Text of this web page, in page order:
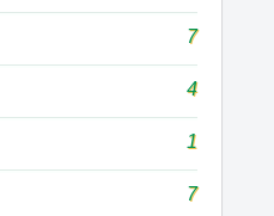
7
4
1
7